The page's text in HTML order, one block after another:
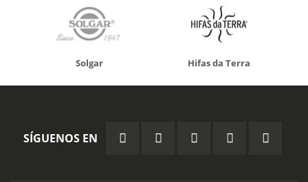
Solgar Hifas da Terra
SÍGUENOS EN